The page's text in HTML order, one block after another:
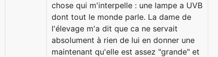
chose qui m'interpelle : une lampe a UVB
dont tout le monde parle. La dame de
l'élevage m'a dit que ca ne servait
absolument à rien de lui en donner une
maintenant qu'elle est assez "grande" et